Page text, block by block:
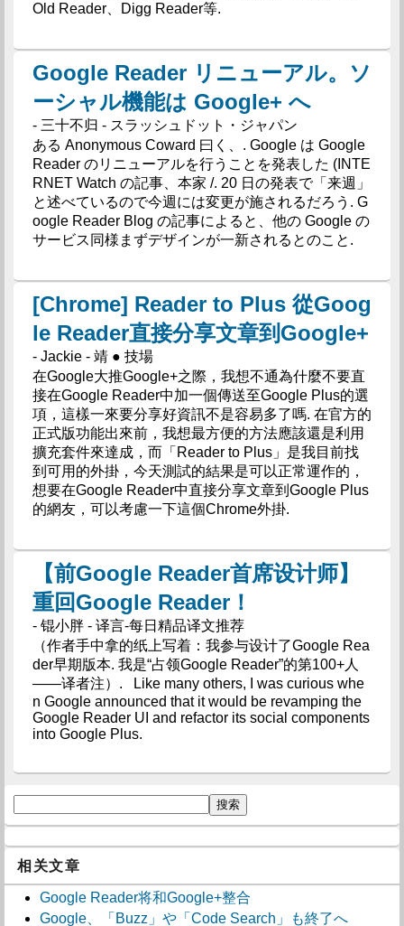
Old Reader、Digg Reader等.
Google Reader リニューアル。ソ
ーシャル機能は Google+ へ
- 三十不归 - スラッシュドット・ジャパン
ある Anonymous Coward 曰く、. Google は Google
Reader のリニューアルを行うことを発表した (INTE
RNET Watch の記事、本家 /. 20 日の発表で「来週」
と述べているので今週には変更が施されるだろう. G
oogle Reader Blog の記事によると、他の Google の
サービス同様まずデザインが一新されるとのこと.
[Chrome] Reader to Plus 從Goog
le Reader直接分享文章到Google+
- Jackie - 靖 ● 技場
在Google大推Google+之際，我想不通為什麼不要直
接在Google Reader中加一個傳送至Google Plus的選
項，這樣一來要分享好資訊不是容易多了嗎. 在官方的
正式版功能出來前，我想最方便的方法應該還是利用
擴充套件來達成，而「Reader to Plus」是我目前找
到可用的外掛，今天測試的結果是可以正常運作的，
想要在Google Reader中直接分享文章到Google Plus
的網友，可以考慮一下這個Chrome外掛.
【前Google Reader首席设计师】
重回Google Reader！
- 锟小胖 - 译言-每日精品译文推荐
（作者手中拿的纸上写着：我参与设计了Google Rea
der早期版本. 我是“占领Google Reader”的第100+人
——译者注）. Like many others, I was curious whe
n Google announced that it would be revamping the
Google Reader UI and refactor its social components
into Google Plus.
相关文章
Google Reader将和Google+整合
Google、「Buzz」や「Code Search」も終了へ